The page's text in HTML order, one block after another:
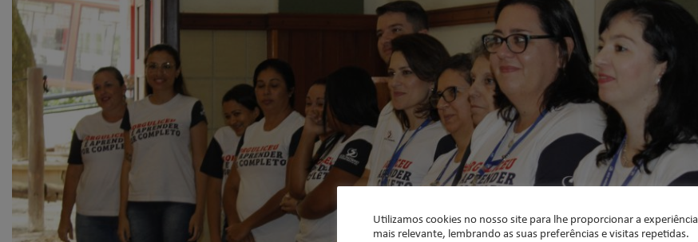
Utilizamos cookies no nosso site para lhe proporcionar a experiência
mais relevante, lembrando as suas preferências e visitas repetidas.